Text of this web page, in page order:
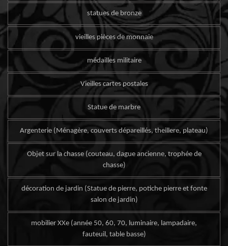
statues de bronze
vieilles pièces de monnaie
médailles militaire
Vieilles cartes postales
Statue de marbre
Argenterie (Ménagère, couverts dépareillés, theillere, plateau)
Objet sur la chasse (couteau, dague ancienne, trophée de
chasse)
décoration de jardin (Statue de pierre, potiche pierre et fonte
salon de jardin)
mobilier XXe (année 50, 60, 70, luminaire, lampadaire,
fauteuil, table basse)